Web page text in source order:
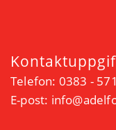
Telefon: 0383 -
E-post: